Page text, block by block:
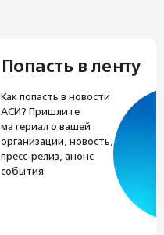
Попасть в ленту
Как попасть в новости
АСИ? Пришлите
материал о вашей
организации, новость,
пресс-релиз, анонс
события.